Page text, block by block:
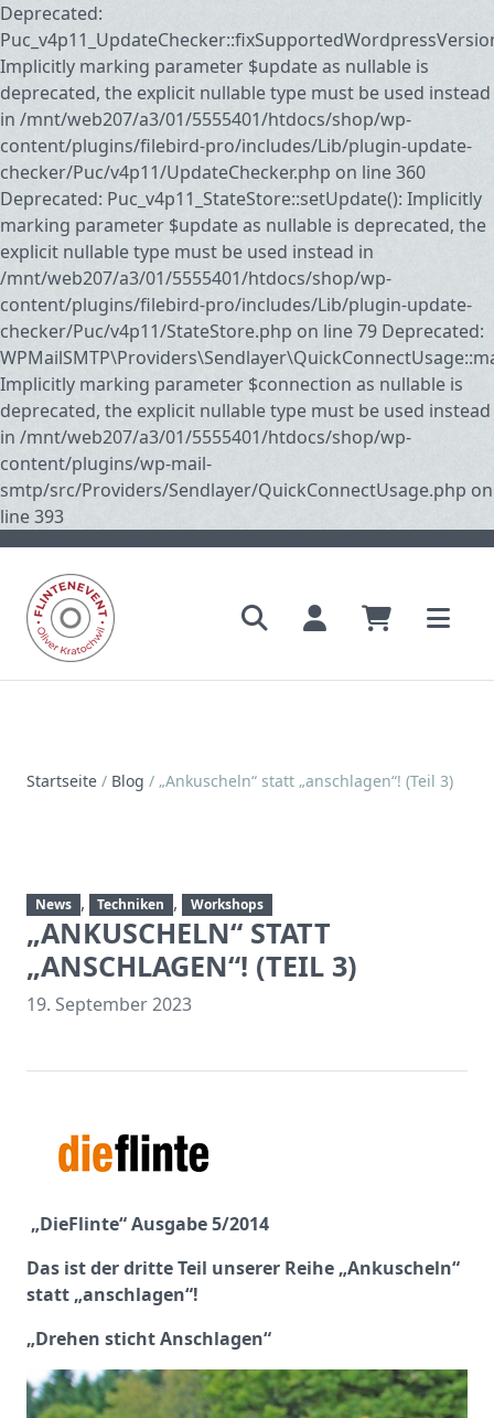
Deprecated:
Implicitly marking parameter $update as nullable is
deprecated, the explicit nullable type must be used instead
in /mnt/web207/a3/01/5555401/htdocs/shop/wp-
content/plugins/filebird-pro/includes/Lib/plugin-update-
checker/Puc/v4p11/UpdateChecker.php on line 360
Deprecated: Puc_v4p11_StateStore::setUpdate(): Implicitly
marking parameter $update as nullable is deprecated, the
explicit nullable type must be used instead in
/mnt/web207/a3/01/5555401/htdocs/shop/wp-
content/plugins/filebird-pro/includes/Lib/plugin-update-
checker/Puc/v4p11/StateStore.php on line 79 Deprecated:
Implicitly marking parameter $connection as nullable is
deprecated, the explicit nullable type must be used instead
in /mnt/web207/a3/01/5555401/htdocs/shop/wp-
content/plugins/wp-mail-
smtp/src/Providers/Sendlayer/QuickConnectUsage.php on
line 393
Startseite / Blog / „Ankuscheln“ statt „anschlagen“! (Teil 3)
News , Techniken , Workshops
„ANKUSCHELN“ STATT
„ANSCHLAGEN“! (TEIL 3)
19. September 2023
„DieFlinte“ Ausgabe 5/2014
Das ist der dritte Teil unserer Reihe „Ankuscheln“
statt „anschlagen“!
„Drehen sticht Anschlagen“